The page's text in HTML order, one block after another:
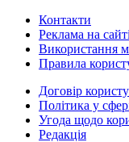
Контакти
Реклама на сайті
Використання
Правила
Договір
Політика у
Угода щодо
Редакція